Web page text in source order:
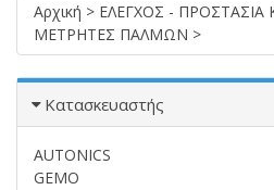
Αρχική > ΕΛΕΓΧΟΣ -
ΜΕΤΡΗΤΕΣ ΠΑΛΜΩΝ >
Κατασκευαστής
AUTONICS
GEMO